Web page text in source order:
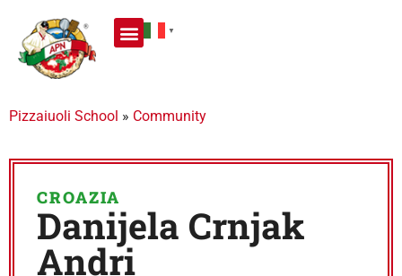
▼
Pizzaiuoli School » Community
CROAZIA
Danijela Crnjak
Andri